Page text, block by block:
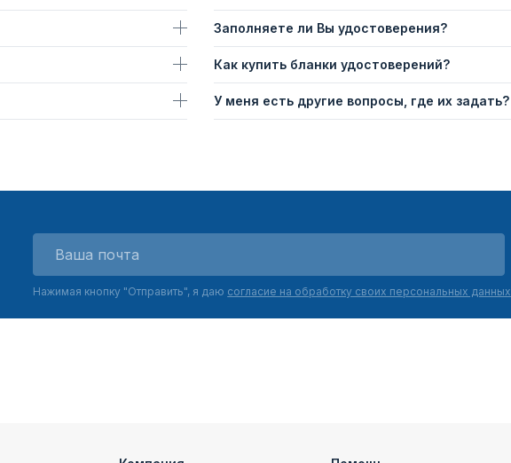
Заполняете ли Вы удостоверения?
Как купить бланки удостоверений?
У меня есть другие вопросы, где их задать?
Нажимая кнопку "Отправить", я даю согласие на обработку своих персональных данных